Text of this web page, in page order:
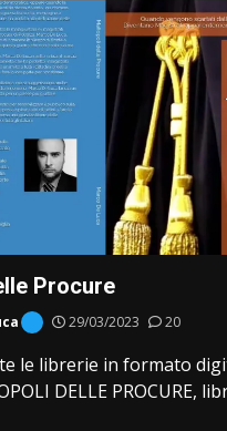
Procure
29/03/2023 20
le librerie in formato
DELLE PROCURE,